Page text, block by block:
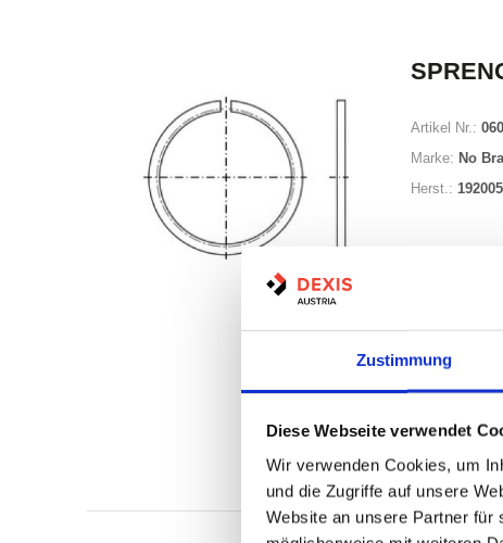
Zustimmung
Diese Webseite verwendet
Wir verwenden Cookies, um
und die Zugriffe auf unsere
Website an unsere Partner für
Artikel Nr.:
Marke: No
Herst.:
Nicht auf
Print